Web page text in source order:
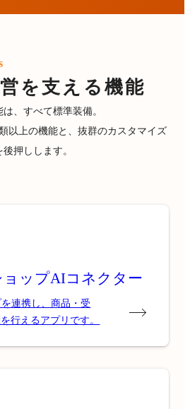
を支える機能
、すべて標準装備。
以上の機能と、抜群のカスタマイズ
押しします。
ョップAIコネクター
連携し、商品・受
行えるアプリです。